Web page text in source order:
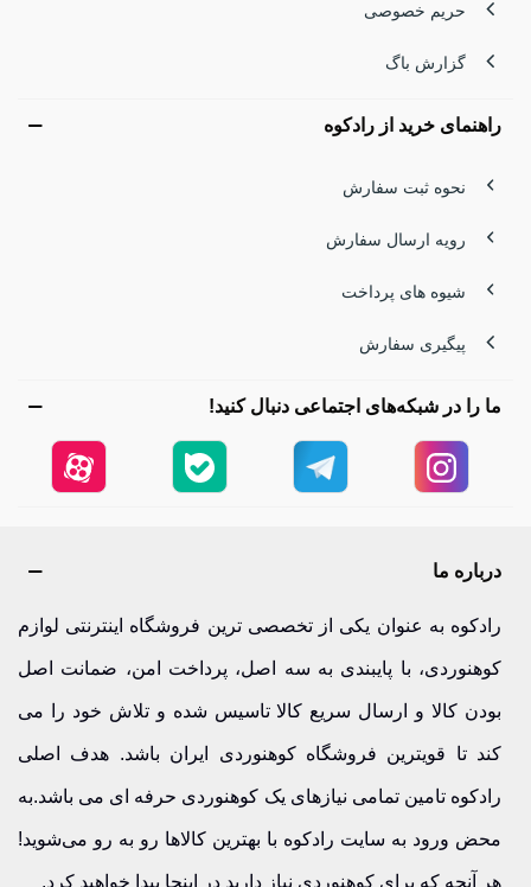
حریم خصوصی
گزارش باگ
راهنمای خرید از رادکوه
نحوه ثبت سفارش
رویه ارسال سفارش
شیوه های پرداخت
پیگیری سفارش
ما را در شبکه‌های اجتماعی دنبال کنید!
درباره ما
رادکوه به عنوان یکی از تخصصی ترین فروشگاه اینترنتی لوازم
کوهنوردی، با پایبندی به سه اصل، پرداخت امن، ضمانت اصل
بودن کالا و ارسال سریع کالا تاسیس شده و تلاش خود را می
کند تا قویترین فروشگاه کوهنوردی ایران باشد. هدف اصلی
رادکوه تامین تمامی نیازهای یک کوهنوردی حرفه ای می باشد.به
محض ورود به سایت رادکوه با بهترین کالاها رو به رو می‌شوید!
هر آنچه که برای کوهنوردی نیاز دارید در اینجا پیدا خواهید کرد.